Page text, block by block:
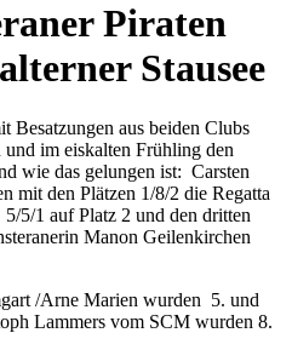
Piraten
Stausee
Besatzungen aus beiden Clubs
und im eiskalten Frühling den
wie das gelungen ist: Carsten
mit den Plätzen 1/8/2 die Regatta
5/1 auf Platz 2 und den dritten
Manon Geilenkirchen
/Arne Marien wurden 5. und
Lammers vom SCM wurden 8.